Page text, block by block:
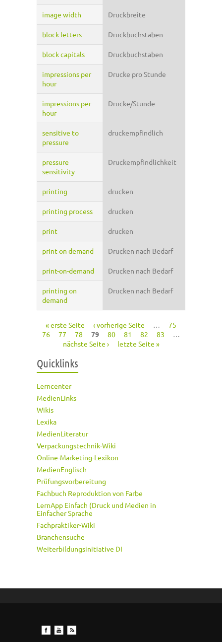
image width Druckbreite
block letters Druckbuchstaben
block capitals Druckbuchstaben
impressions per
hour
Drucke pro Stunde
impressions per
hour
Drucke/Stunde
sensitive to
pressure
druckempfindlich
pressure
sensitivity
Druckempfindlichkeit
printing drucken
printing process drucken
print drucken
print on demand Drucken nach Bedarf
print-on-demand Drucken nach Bedarf
printing on
demand
Drucken nach Bedarf
Seiten
« erste Seite ‹ vorherige Seite …
75
76
77 78 79 80 81 82 83
…
nächste Seite ›
letzte Seite »
Quicklinks
Lerncenter
MedienLinks
Wikis
Lexika
MedienLiteratur
Verpackungstechnik-Wiki
Online-Marketing-Lexikon
MedienEnglisch
Prüfungsvorbereitung
Fachbuch Reproduktion von Farbe
LernApp Einfach (Druck und Medien in
Einfacher Sprache
Fachpraktiker-Wiki
Branchensuche
Weiterbildungsinitiative DI